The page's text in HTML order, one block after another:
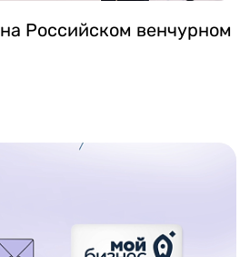
Российском венчурном